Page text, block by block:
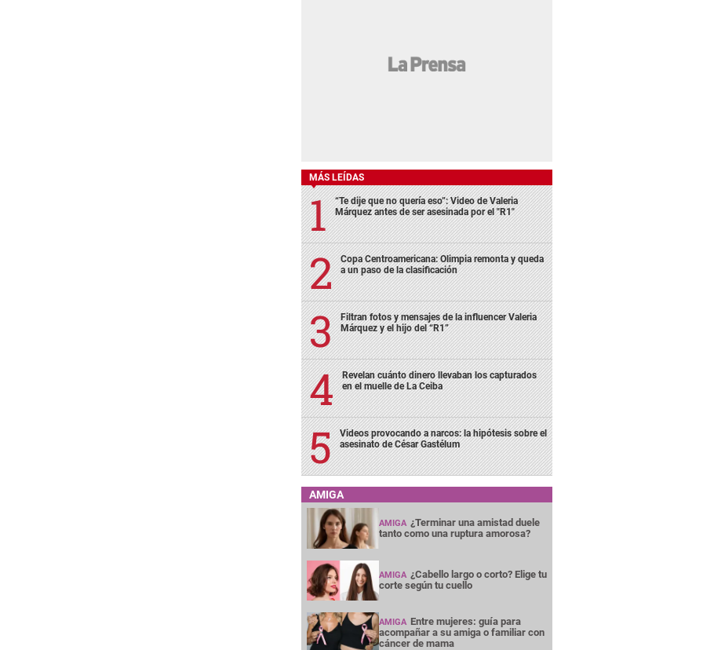
MÁS LEÍDAS
“Te dije que no quería eso”: Video de Valeria
Márquez antes de ser asesinada por el "R1"
Copa Centroamericana: Olimpia remonta y queda
a un paso de la clasificación
Filtran fotos y mensajes de la influencer Valeria
Márquez y el hijo del “R1”
Revelan cuánto dinero llevaban los capturados
en el muelle de La Ceiba
Videos provocando a narcos: la hipótesis sobre el
asesinato de César Gastélum
AMIGA
AMIGA ¿Terminar una amistad duele
tanto como una ruptura amorosa?
AMIGA ¿Cabello largo o corto? Elige tu
corte según tu cuello
AMIGA Entre mujeres: guía para
acompañar a su amiga o familiar con
cáncer de mama